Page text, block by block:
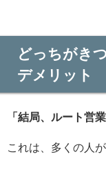
どっちがき
デメリット
「結局、ルート営
これは、多くの人